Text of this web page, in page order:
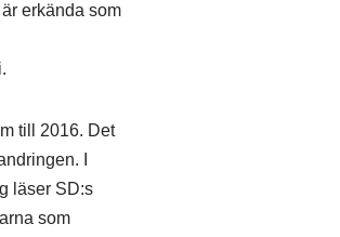
erkända som
till 2016. Det
I
läser SD:s
som